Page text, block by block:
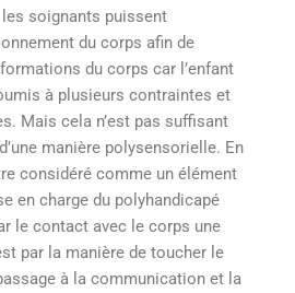
soignants puissent
du corps afin de
du corps car l’enfant
à plusieurs contraintes et
Mais cela n’est pas suffisant
manière polysensorielle. En
considéré comme un élément
en charge du polyhandicapé
le contact avec le corps une
par la manière de toucher le
à la communication et la